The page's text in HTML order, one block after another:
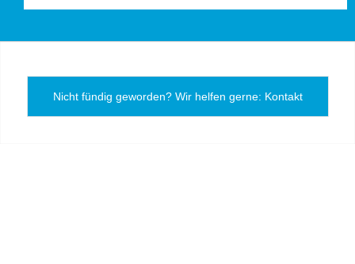
Nicht fündig geworden? Wir helfen gerne: Kontakt